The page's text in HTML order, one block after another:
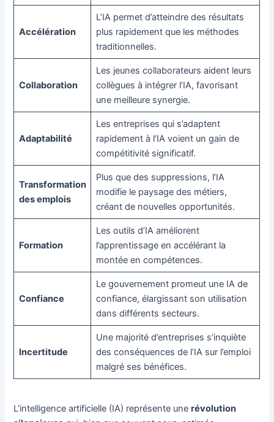
Accélération
L’IA permet d’atteindre des résultats
plus rapidement que les méthodes
traditionnelles.
Collaboration
Les jeunes collaborateurs aident leurs
collègues à intégrer l’IA, favorisant
une meilleure synergie.
Adaptabilité
Les entreprises qui s’adaptent
rapidement à l’IA voient un gain de
compétitivité significatif.
Transformation
des emplois
Plus que des suppressions, l’IA
modifie le paysage des métiers,
créant de nouvelles opportunités.
Formation
Les outils d’IA améliorent
l’apprentissage en accélérant la
montée en compétences.
Confiance
Le gouvernement promeut une IA de
confiance, élargissant son utilisation
dans différents secteurs.
Incertitude
Une majorité d’entreprises s’inquiète
des conséquences de l’IA sur l’emploi
malgré ses bénéfices.
L’intelligence artificielle (IA) représente unerévolution